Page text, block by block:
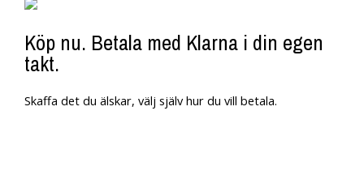
Köp nu. Betala med Klarna i din egen
takt.
Skaffa det du älskar, välj själv hur du vill betala.